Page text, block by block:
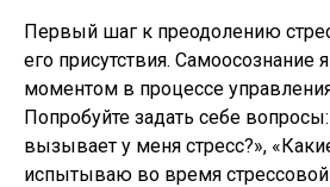
Первый шаг к преодолению
его присутствия.
моментом в процессе
Попробуйте задать себе
вызывает у меня стресс?»,
испытываю во время стрессовой